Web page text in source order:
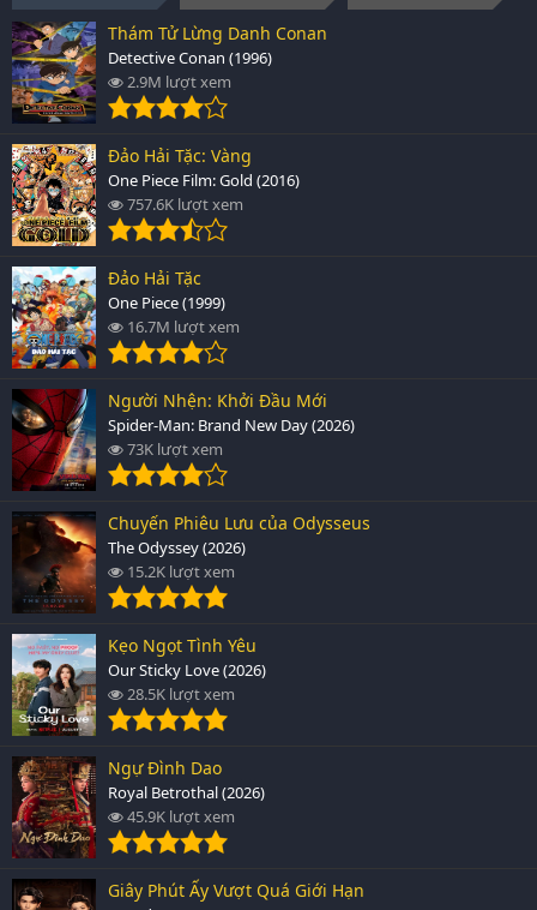
Thám Tử Lừng Danh Conan
Detective Conan (1996)
2.9M lượt xem
Đảo Hải Tặc: Vàng
One Piece Film: Gold (2016)
757.6K lượt xem
Đảo Hải Tặc
One Piece (1999)
16.7M lượt xem
Người Nhện: Khởi Đầu Mới
Spider-Man: Brand New Day (2026)
73K lượt xem
Chuyến Phiêu Lưu của Odysseus
The Odyssey (2026)
15.2K lượt xem
Kẹo Ngọt Tình Yêu
Our Sticky Love (2026)
28.5K lượt xem
Ngự Đình Dao
Royal Betrothal (2026)
45.9K lượt xem
Giây Phút Ấy Vượt Quá Giới Hạn